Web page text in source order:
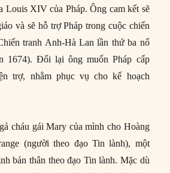
Louis XIV của Pháp. Ông cam kết sẽ
và sẽ hỗ trợ Pháp trong cuộc chiến
tranh Anh-Hà Lan lần thứ ba nổ
1674). Đổi lại ông muốn Pháp cấp
trợ, nhằm phục vụ cho kế hoạch
cháu gái Mary của mình cho Hoàng
(người theo đạo Tin lành), một
bản thân theo đạo Tin lành. Mặc dù